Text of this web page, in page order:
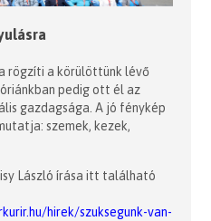
rögzíti a körülöttünk lévő
pedig ott él az
gazdagsága. A jó fénykép
szemek, kezek,
László írása itt található
hirek/szuksegunk-van-